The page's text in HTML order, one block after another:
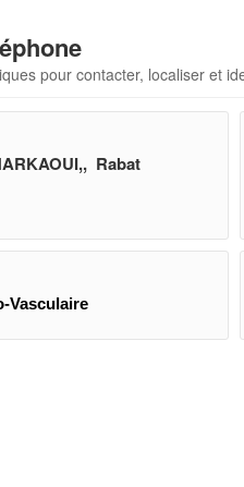
pour contacter, localiser et
Rabat
Vasculaire